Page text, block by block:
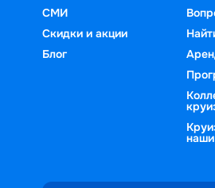
СМИ
Скидки и акции
Блог